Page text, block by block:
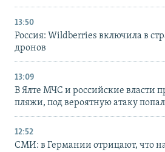
13:50
Россия: Wildberries включила в
дронов
13:09
В Ялте МЧС и российские власти
пляжи, под вероятную атаку
12:52
СМИ: в Германии отрицают, что